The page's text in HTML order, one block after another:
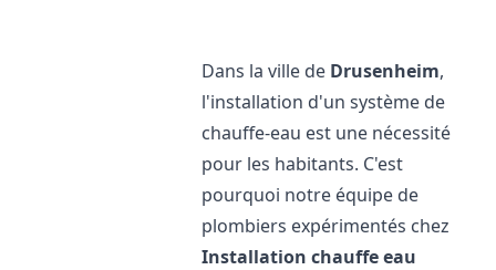
Dans la ville de Drusenheim,
l'installation d'un système de
chauffe-eau est une nécessité
pour les habitants. C'est
pourquoi notre équipe de
plombiers expérimentés chez
Installation chauffe eau